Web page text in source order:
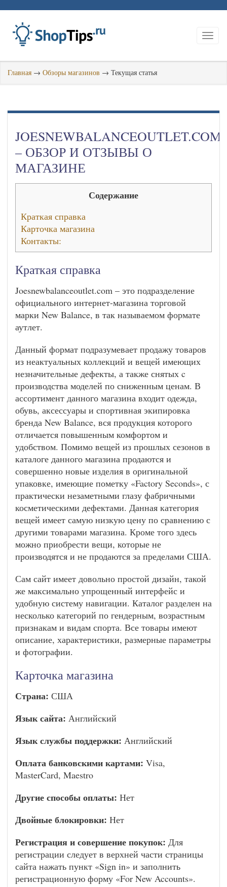
Главная → Обзоры магазинов → Текущая статья
JOESNEWBALANCEOUTLET.COM
– ОБЗОР И ОТЗЫВЫ О
МАГАЗИНЕ
Содержание
Краткая справка
Карточка магазина
Контакты:
Краткая справка
Joesnewbalanceoutlet.com – это подразделение
официального интернет-магазина торговой
марки New Balance, в так называемом формате
аутлет.
Данный формат подразумевает продажу товаров
из неактуальных коллекций и вещей имеющих
незначительные дефекты, а также снятых c
производства моделей по сниженным ценам. В
ассортимент данного магазина входит одежда,
обувь, аксессуары и спортивная экипировка
бренда New Balance, вся продукция которого
отличается повышенным комфортом и
удобством. Помимо вещей из прошлых сезонов в
каталоге данного магазина продаются и
совершенно новые изделия в оригинальной
упаковке, имеющие пометку «Factory Seconds», с
практически незаметными глазу фабричными
косметическими дефектами. Данная категория
вещей имеет самую низкую цену по сравнению с
другими товарами магазина. Кроме того здесь
можно приобрести вещи, которые не
производятся и не продаются за пределами США.
Сам сайт имеет довольно простой дизайн, такой
же максимально упрощенный интерфейс и
удобную систему навигации. Каталог разделен на
несколько категорий по гендерным, возрастным
признакам и видам спорта. Все товары имеют
описание, характеристики, размерные параметры
и фотографии.
Карточка магазина
Страна: США
Язык сайта: Английский
Язык службы поддержки: Английский
Оплата банковскими картами: Visa,
MasterCard, Maestro
Другие способы оплаты: Нет
Двойные блокировки: Нет
Регистрация и совершение покупок: Для
регистрации следует в верхней части страницы
сайта нажать пункт «Sign in» и заполнить
регистрационную форму «For New Accounts».